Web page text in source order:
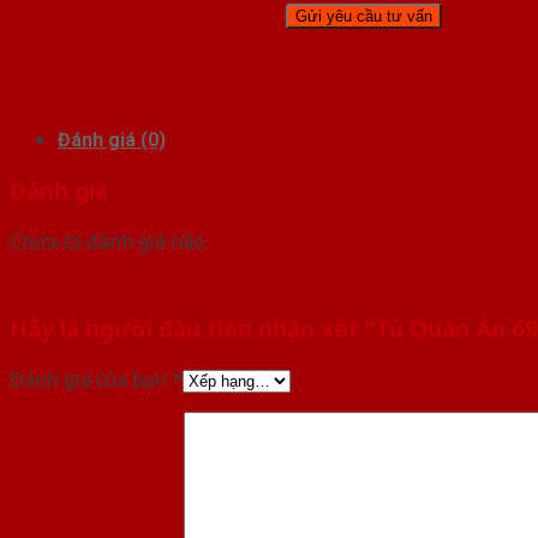
Đánh giá (0)
Đánh giá
Chưa có đánh giá nào.
Hãy là người đầu tiên nhận xét “Tủ Quần Áo
Đánh giá của bạn *